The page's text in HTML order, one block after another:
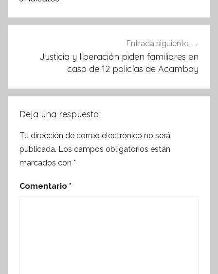
Entrada siguiente
Justicia y liberación piden familiares en
caso de 12 policías de Acambay
Deja una respuesta
Tu dirección de correo electrónico no será
publicada. Los campos obligatorios están
marcados con *
Comentario *